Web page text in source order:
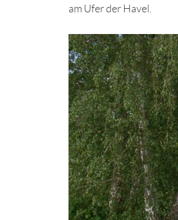
am Ufer der Havel.